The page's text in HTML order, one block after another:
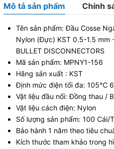
Mô tả sản phẩm Chính
Tên sản phẩm: Đầu Cosse
Nylon (Đực) KST 0.5-1.5 mm
BULLET DISCONNECTORS
Mã sản phẩm: MPNY1-156
Hãng sản xuất : KST
Định mức điện tối đa: 105℃
Vật liệu đầu nối: Đồng thau /
Vật liệu cách điện: Nylon
Số lượng sản phẩm: 100 Cái/
Bảo hành 1 năm theo tiêu
Kích thước tham khảo trong